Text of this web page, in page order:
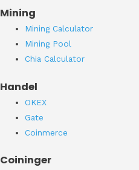
Mining
Mining Calculator
Mining Pool
Chia Calculator
Handel
OKEX
Gate
Coinmerce
Coininger